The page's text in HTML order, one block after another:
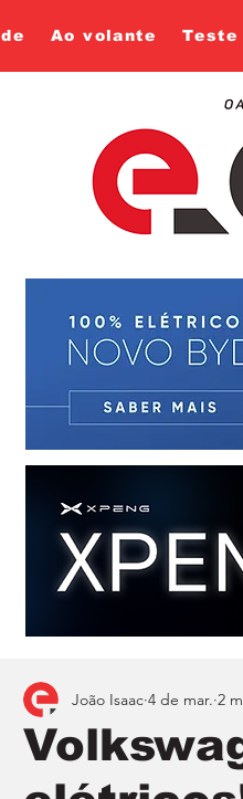
Ao volante Teste
João Isaac 4 de mar. 2